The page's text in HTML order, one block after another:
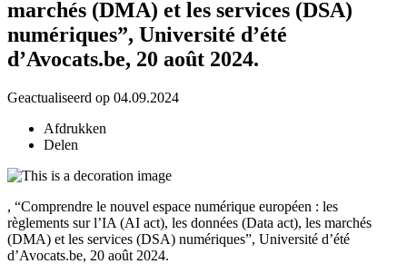
marchés (DMA) et les services (DSA)
numériques”, Université d’été
d’Avocats.be, 20 août 2024.
Geactualiseerd op 04.09.2024
Afdrukken
Delen
, “Comprendre le nouvel espace numérique européen : les
règlements sur l’IA (AI act), les données (Data act), les marchés
(DMA) et les services (DSA) numériques”, Université d’été
d’Avocats.be, 20 août 2024.